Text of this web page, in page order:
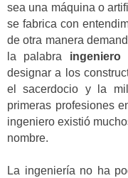
sea una máquina o
se fabrica con
de otra manera
la palabra ingeniero
designar a los
el sacerdocio y la
primeras profesiones
ingeniero existió
nombre.
La ingeniería no ha